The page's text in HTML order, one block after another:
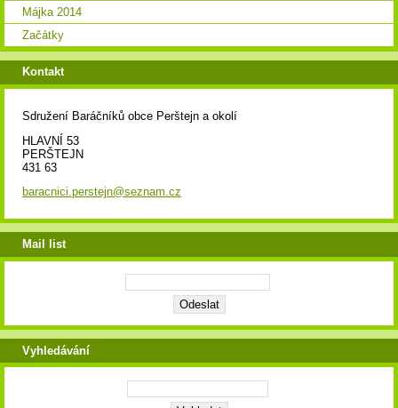
Májka 2014
Začátky
Kontakt
Sdružení Baráčníků obce Perštejn a okolí
HLAVNÍ 53
PERŠTEJN
431 63
baracnici.perstejn@seznam.cz
Mail list
Vyhledávání